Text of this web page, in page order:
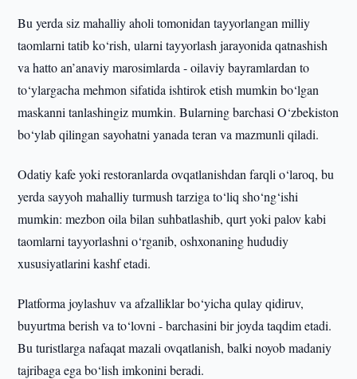
Bu yerda siz mahalliy aholi tomonidan tayyorlangan milliy
taomlarni tatib ko‘rish, ularni tayyorlash jarayonida qatnashish
va hatto an’anaviy marosimlarda - oilaviy bayramlardan to
to‘ylargacha mehmon sifatida ishtirok etish mumkin bo‘lgan
maskanni tanlashingiz mumkin. Bularning barchasi O‘zbekiston
bo‘ylab qilingan sayohatni yanada teran va mazmunli qiladi.
Odatiy kafe yoki restoranlarda ovqatlanishdan farqli o‘laroq, bu
yerda sayyoh mahalliy turmush tarziga to‘liq sho‘ng‘ishi
mumkin: mezbon oila bilan suhbatlashib, qurt yoki palov kabi
taomlarni tayyorlashni o‘rganib, oshxonaning hududiy
xususiyatlarini kashf etadi.
Platforma joylashuv va afzalliklar bo‘yicha qulay qidiruv,
buyurtma berish va to‘lovni - barchasini bir joyda taqdim etadi.
Bu turistlarga nafaqat mazali ovqatlanish, balki noyob madaniy
tajribaga ega bo‘lish imkonini beradi.